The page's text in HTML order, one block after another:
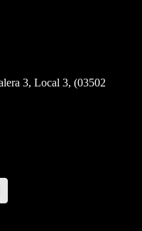
3, Local 3, (03502